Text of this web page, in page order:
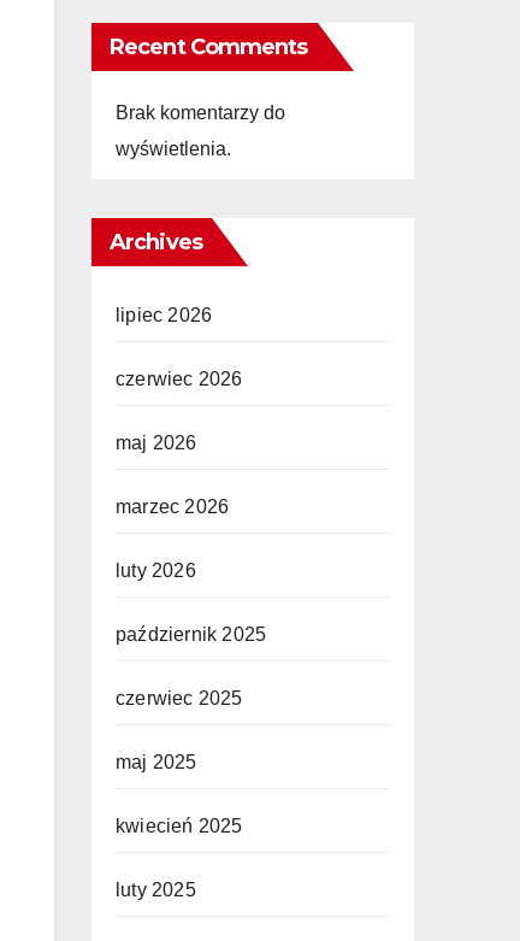
Recent Comments
Brak komentarzy do
wyświetlenia.
Archives
lipiec 2026
czerwiec 2026
maj 2026
marzec 2026
luty 2026
październik 2025
czerwiec 2025
maj 2025
kwiecień 2025
luty 2025